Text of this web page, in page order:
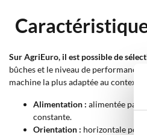
Sur AgriEuro, il est possible de
bûches et le niveau de
machine la plus adaptée au contexte
Alimentation : alimentée par
constante.
Orientation : horizontale pour